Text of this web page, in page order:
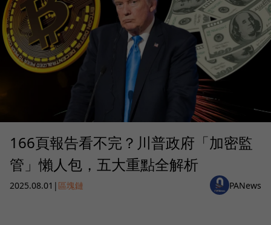
166頁報告看不完？川普政府「加密監
管」懶人包，五大重點全解析
2025.08.01 | 區塊鏈 PANews